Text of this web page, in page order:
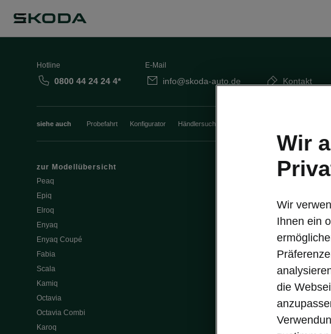
Hotline
0800 44 24 24 4*
E-Mail
info@skoda-auto.de Kontakt
siehe auch Probefahrt Konfigurator Händlersuche
zur Modellübersicht
Peaq
Epiq
Elroq
Enyaq
Enyaq Coupé
Fabia
Scala
Kamiq
Octavia
Octavia Combi
Karoq
Service & Zubehör
Werkstatt-Termin
Wartung & Service: E-Modelle
Škoda Reparatur
Škoda Original Teile
Škoda Garantien Überblick
Škoda Servicequalität
Wir
Wir
Ihnen ein
die